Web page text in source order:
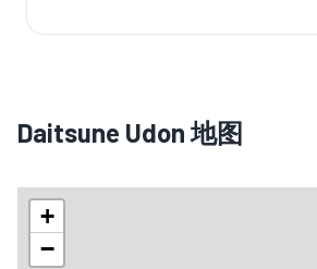
Daitsune Udon 地图
+
−